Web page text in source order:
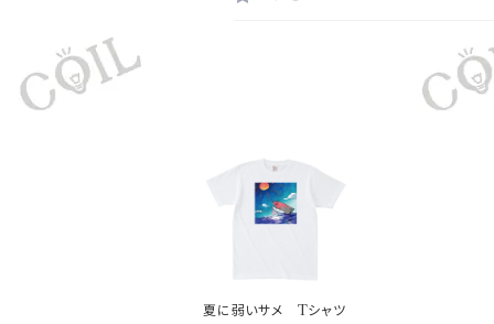
夏に弱いサメ Tシャツ